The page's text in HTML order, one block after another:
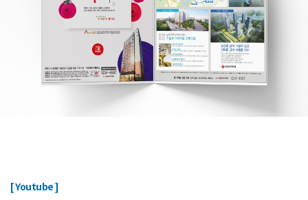
[ Youtube ]